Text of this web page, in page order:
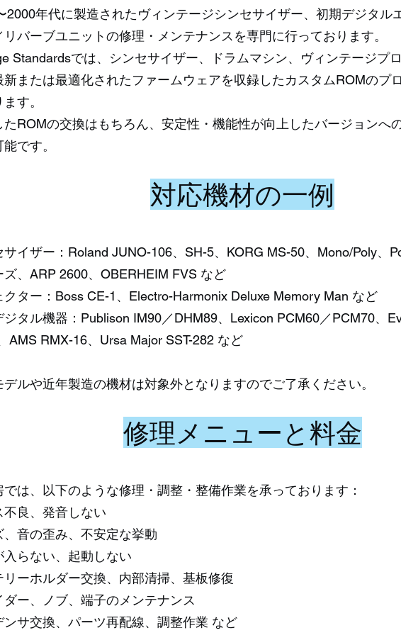
2000年代に製造されたヴィンテージシンセサイザー、初期デジタル
リバーブユニットの修理・メンテナンスを専門に行っております。
Standardsでは、シンセサイザー、ドラムマシン、ヴィンテージプ
新または最適化されたファームウェアを収録したカスタムROMのプ
す。
たROMの交換はもちろん、安定性・機能性が向上したバージョンへ
です。
対応機材の一例
サイザー：Roland JUNO-106、SH-5、KORG MS-50、Mono/Poly、
ズ、ARP 2600、OBERHEIM FVS など
クター：Boss CE-1、Electro-Harmonix Deluxe Memory Man など
ジタル機器：Publison IM90／DHM89、Lexicon PCM60／PCM70、
AMS RMX-16、Ursa Major SST-282 など
デルや近年製造の機材は対象外となりますのでご了承ください。
修理メニューと料金
では、以下のような修理・調整・整備作業を承っております：
不良、発音しない
、音の歪み、不安定な挙動
入らない、起動しない
リーホルダー交換、内部清掃、基板修復
ダー、ノブ、端子のメンテナンス
ンサ交換、パーツ再配線、調整作業 など